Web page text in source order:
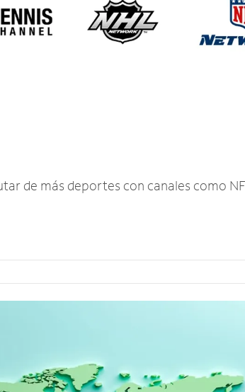
de más deportes con canales como